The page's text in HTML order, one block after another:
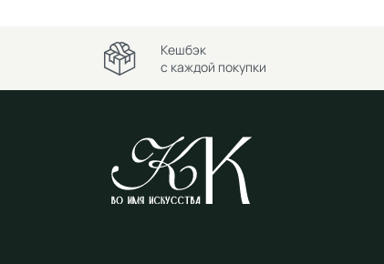
Кешбэк
с каждой покупки